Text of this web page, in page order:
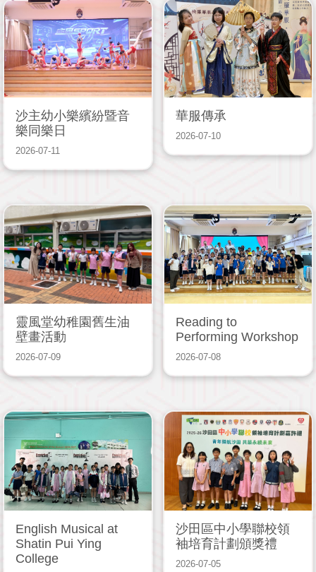
沙主幼小樂繽紛暨音
樂同樂日
2026-07-11
華服傳承
2026-07-10
靈風堂幼稚園舊生油
壁畫活動
2026-07-09
Reading to
Performing Workshop
2026-07-08
English Musical at
Shatin Pui Ying
College
沙田區中小學聯校領
袖培育計劃頒獎禮
2026-07-05